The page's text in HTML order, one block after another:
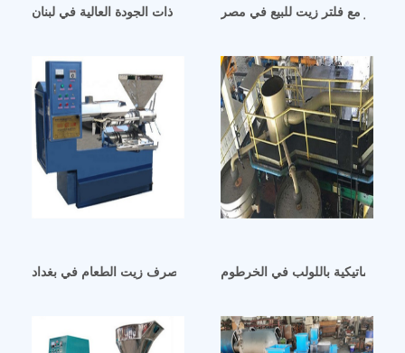
آلة عصر زيت الفول السوداني ذات الجودة العالية في لبنان
البذور مع فلتر زيت للبيع في مصر
اسعار ماكينة صرف زيت الطعام في بغدادباللولب في الخرطوم